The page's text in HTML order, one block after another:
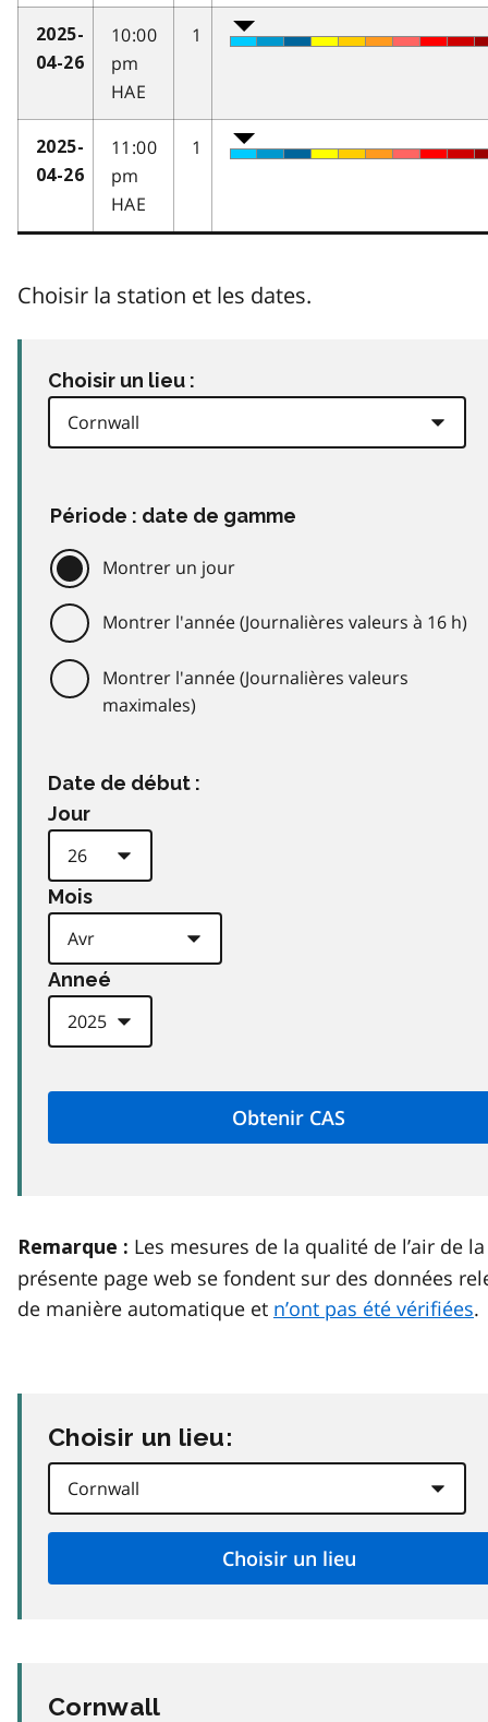
2025-
04-26
10:00
pm
HAE
1
2025-
04-26
11:00
pm
HAE
1
Choisir la station et les dates.
Choisir un lieu :
Période : date de gamme
Montrer un jour
Montrer l'année (Journalières valeurs à 16 h)
Montrer l'année (Journalières valeurs
maximales)
Date de début :
Jour
Mois
Anneé
Remarque : Les mesures de la qualité de l’air de la
présente page web se fondent sur des données
de manière automatique et n’ont pas été vérifiées.
Choisir un lieu:
Cornwall